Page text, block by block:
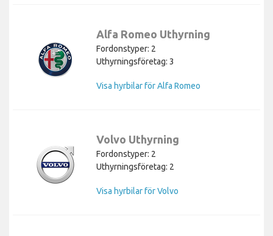
Alfa Romeo Uthyrning
Fordonstyper: 2
Uthyrningsföretag: 3
Visa hyrbilar för Alfa Romeo
Volvo Uthyrning
Fordonstyper: 2
Uthyrningsföretag: 2
Visa hyrbilar för Volvo